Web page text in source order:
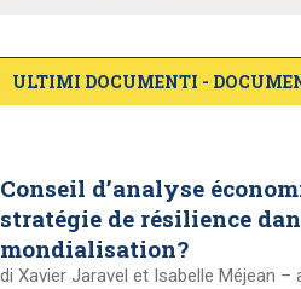
ULTIMI DOCUMENTI -
Conseil d’analyse
stratégie de résilience
mondialisation?
di Xavier Jaravel et Isabelle Méjean –